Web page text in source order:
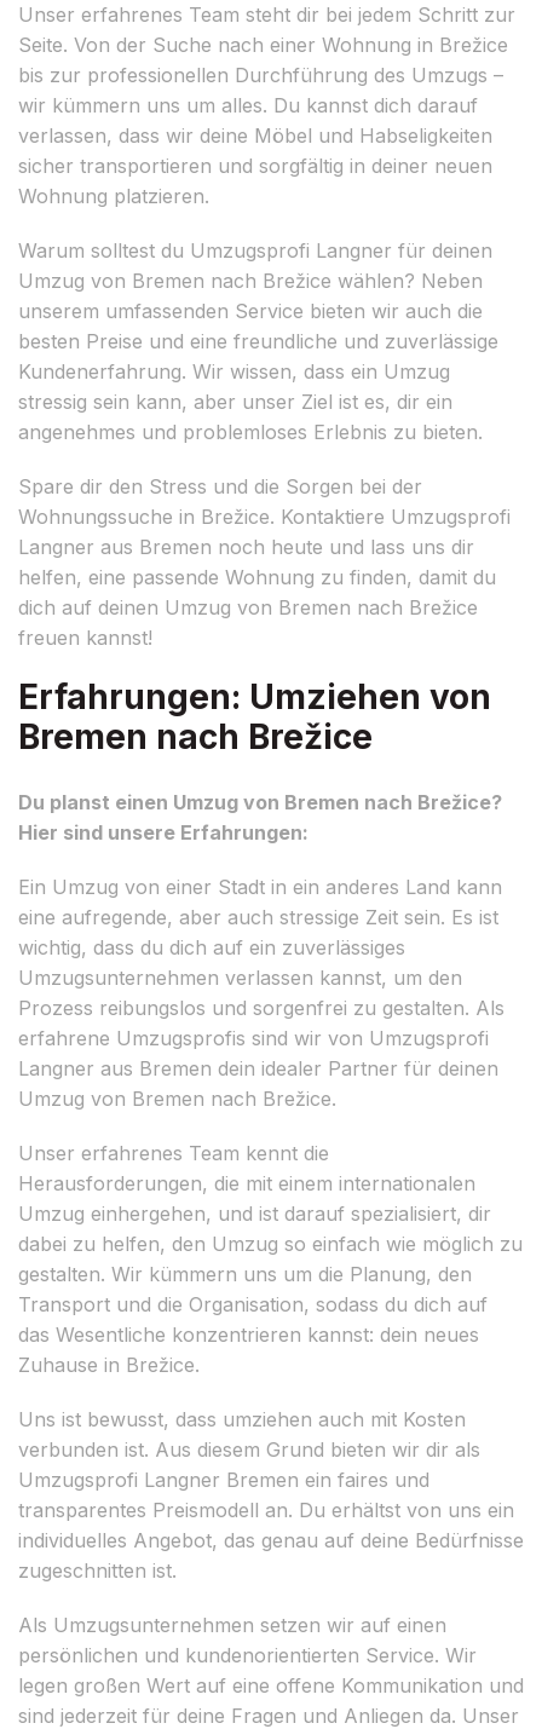
Unser erfahrenes Team steht dir bei jedem Schritt zur
Seite. Von der Suche nach einer Wohnung in Brežice
bis zur professionellen Durchführung des Umzugs –
wir kümmern uns um alles. Du kannst dich darauf
verlassen, dass wir deine Möbel und Habseligkeiten
sicher transportieren und sorgfältig in deiner neuen
Wohnung platzieren.
Warum solltest du Umzugsprofi Langner für deinen
Umzug von Bremen nach Brežice wählen? Neben
unserem umfassenden Service bieten wir auch die
besten Preise und eine freundliche und zuverlässige
Kundenerfahrung. Wir wissen, dass ein Umzug
stressig sein kann, aber unser Ziel ist es, dir ein
angenehmes und problemloses Erlebnis zu bieten.
Spare dir den Stress und die Sorgen bei der
Wohnungssuche in Brežice. Kontaktiere Umzugsprofi
Langner aus Bremen noch heute und lass uns dir
helfen, eine passende Wohnung zu finden, damit du
dich auf deinen Umzug von Bremen nach Brežice
freuen kannst!
Erfahrungen: Umziehen von
Bremen nach Brežice
Du planst einen Umzug von Bremen nach Brežice?
Hier sind unsere Erfahrungen:
Ein Umzug von einer Stadt in ein anderes Land kann
eine aufregende, aber auch stressige Zeit sein. Es ist
wichtig, dass du dich auf ein zuverlässiges
Umzugsunternehmen verlassen kannst, um den
Prozess reibungslos und sorgenfrei zu gestalten. Als
erfahrene Umzugsprofis sind wir von Umzugsprofi
Langner aus Bremen dein idealer Partner für deinen
Umzug von Bremen nach Brežice.
Unser erfahrenes Team kennt die
Herausforderungen, die mit einem internationalen
Umzug einhergehen, und ist darauf spezialisiert, dir
dabei zu helfen, den Umzug so einfach wie möglich zu
gestalten. Wir kümmern uns um die Planung, den
Transport und die Organisation, sodass du dich auf
das Wesentliche konzentrieren kannst: dein neues
Zuhause in Brežice.
Uns ist bewusst, dass umziehen auch mit Kosten
verbunden ist. Aus diesem Grund bieten wir dir als
Umzugsprofi Langner Bremen ein faires und
transparentes Preismodell an. Du erhältst von uns ein
individuelles Angebot, das genau auf deine Bedürfnisse
zugeschnitten ist.
Als Umzugsunternehmen setzen wir auf einen
persönlichen und kundenorientierten Service. Wir
legen großen Wert auf eine offene Kommunikation und
sind jederzeit für deine Fragen und Anliegen da. Unser